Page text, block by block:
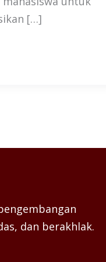
[…]
dan berakhlak.